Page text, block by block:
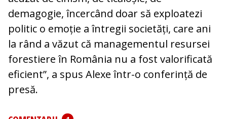
demagogie, încercând doar să exploatezi
politic o emoție a întregii societăți, care ani
la rând a văzut că managementul resursei
forestiere în România nu a fost valorificată
eficient”, a spus Alexe într-o conferință de
presă.